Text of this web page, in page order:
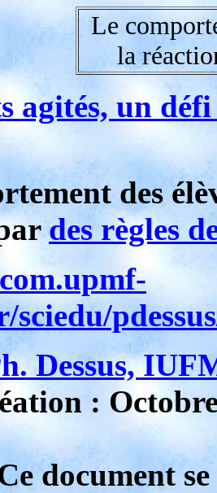
Le
la
agités, un
des
des règles
sciedu/
Dessus,
:
document